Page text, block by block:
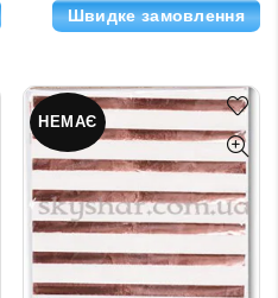
Швидке замовлення
НЕМАЄ